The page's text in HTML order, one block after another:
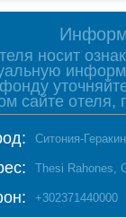
носит
сайте отеля,
Ситония-
Thesi Rahones,
+302371440000